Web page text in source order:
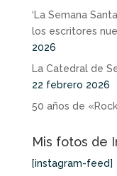
‘La Semana
los escritores
2026
La Catedral de
22 febrero 2026
50 años de
Mis fotos de
[instagram-feed]